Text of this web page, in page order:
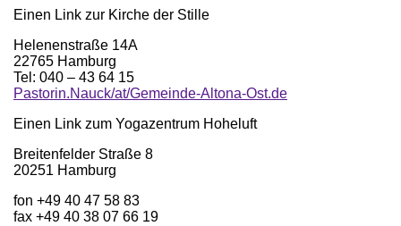
Einen Link zur Kirche der Stille
Helenenstraße 14A
22765 Hamburg
Tel: 040 – 43 64 15
Pastorin.Nauck/at/Gemeinde-Altona-Ost.de
Einen Link zum Yogazentrum Hoheluft
Breitenfelder Straße 8
20251 Hamburg
fon +49 40 47 58 83
fax +49 40 38 07 66 19